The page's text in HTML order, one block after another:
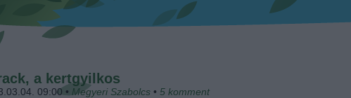
a kertgyilkos
09:00 • Megyeri Szabolcs • 5 komment